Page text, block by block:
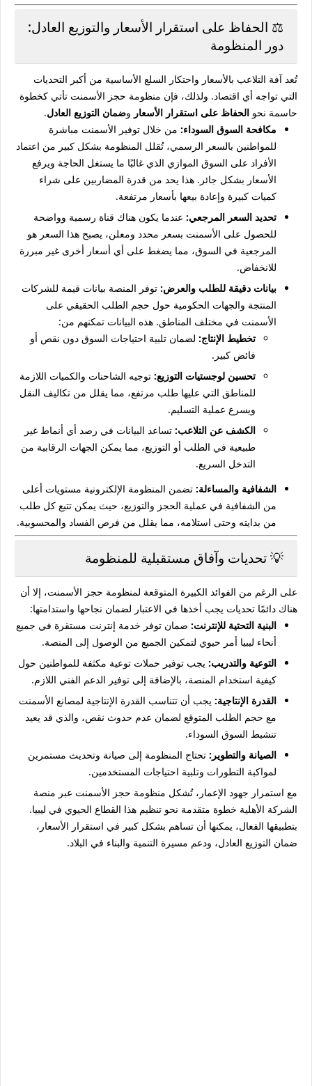
⚖️ الحفاظ على استقرار الأسعار والتوزيع العادل:
دور المنظومة
تُعد آفة التلاعب بالأسعار واحتكار السلع الأساسية من أكبر التحديات
التي تواجه أي اقتصاد. ولذلك، فإن منظومة حجز الأسمنت تأتي كخطوة
حاسمة نحو الحفاظ على استقرار الأسعار وضمان التوزيع العادل.
مكافحة السوق السوداء: من خلال توفير الأسمنت مباشرة
للمواطنين بالسعر الرسمي، تُقلل المنظومة بشكل كبير من اعتماد
الأفراد على السوق الموازي الذي غالبًا ما يستغل الحاجة ويرفع
الأسعار بشكل جائر. هذا يحد من قدرة المضاربين على شراء
كميات كبيرة وإعادة بيعها بأسعار مرتفعة.
تحديد السعر المرجعي: عندما يكون هناك قناة رسمية وواضحة
للحصول على الأسمنت بسعر محدد ومعلن، يصبح هذا السعر هو
المرجعية في السوق، مما يضغط على أي أسعار أخرى غير مبررة
للانخفاض.
بيانات دقيقة للطلب والعرض: توفر المنصة بيانات قيمة للشركات
المنتجة والجهات الحكومية حول حجم الطلب الحقيقي على
الأسمنت في مختلف المناطق. هذه البيانات تمكنهم من:
تخطيط الإنتاج: لضمان تلبية احتياجات السوق دون نقص أو
فائض كبير.
تحسين لوجستيات التوزيع: توجيه الشاحنات والكميات اللازمة
للمناطق التي عليها طلب مرتفع، مما يقلل من تكاليف النقل
ويسرع عملية التسليم.
الكشف عن التلاعب: تساعد البيانات في رصد أي أنماط غير
طبيعية في الطلب أو التوزيع، مما يمكن الجهات الرقابية من
التدخل السريع.
الشفافية والمساءلة: تضمن المنظومة الإلكترونية مستويات أعلى
من الشفافية في عملية الحجز والتوزيع، حيث يمكن تتبع كل طلب
من بدايته وحتى استلامه، مما يقلل من فرص الفساد والمحسوبية.
💡 تحديات وآفاق مستقبلية للمنظومة
على الرغم من الفوائد الكبيرة المتوقعة لمنظومة حجز الأسمنت، إلا أن
هناك دائمًا تحديات يجب أخذها في الاعتبار لضمان نجاحها واستدامتها:
البنية التحتية للإنترنت: ضمان توفر خدمة إنترنت مستقرة في جميع
أنحاء ليبيا أمر حيوي لتمكين الجميع من الوصول إلى المنصة.
التوعية والتدريب: يجب توفير حملات توعية مكثفة للمواطنين حول
كيفية استخدام المنصة، بالإضافة إلى توفير الدعم الفني اللازم.
القدرة الإنتاجية: يجب أن تتناسب القدرة الإنتاجية لمصانع الأسمنت
مع حجم الطلب المتوقع لضمان عدم حدوث نقص، والذي قد يعيد
تنشيط السوق السوداء.
الصيانة والتطوير: تحتاج المنظومة إلى صيانة وتحديث مستمرين
لمواكبة التطورات وتلبية احتياجات المستخدمين.
مع استمرار جهود الإعمار، تُشكل منظومة حجز الأسمنت عبر منصة
الشركة الأهلية خطوة متقدمة نحو تنظيم هذا القطاع الحيوي في ليبيا.
بتطبيقها الفعال، يمكنها أن تساهم بشكل كبير في استقرار الأسعار،
ضمان التوزيع العادل، ودعم مسيرة التنمية والبناء في البلاد.